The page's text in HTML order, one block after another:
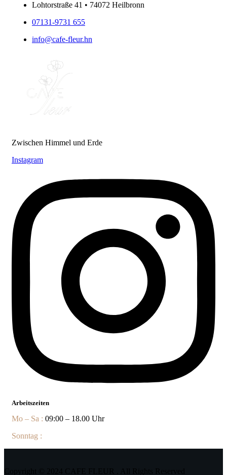
Lohtorstraße 41 • 74072 Heilbronn
07131-9731 655
info@cafe-fleur.hn
Zwischen Himmel und Erde
Instagram
Arbeitszeiten
Mo – Sa : 09:00 – 18.00 Uhr
Sonntag :